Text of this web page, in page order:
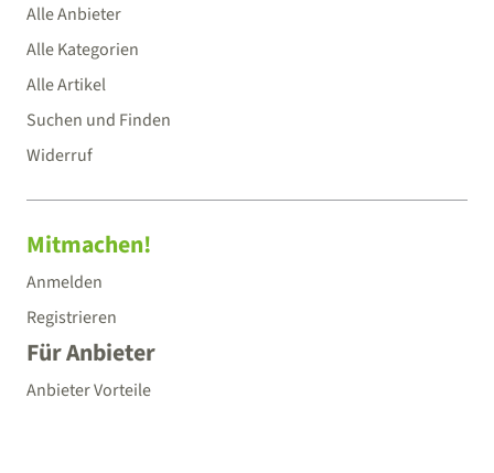
Alle Anbieter
Alle Kategorien
Alle Artikel
Suchen und Finden
Widerruf
Mitmachen!
Anmelden
Registrieren
Für Anbieter
Anbieter Vorteile